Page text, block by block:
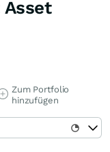
Zum Portfolio
hinzufügen